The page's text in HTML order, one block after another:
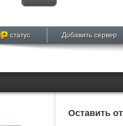
статус Добавить сервер
Оставить